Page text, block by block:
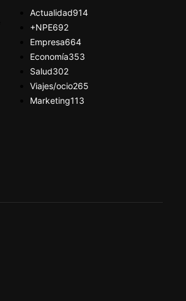
Actualidad914
+NPE692
Empresa664
Economía353
Salud302
Viajes/ocio265
Marketing113